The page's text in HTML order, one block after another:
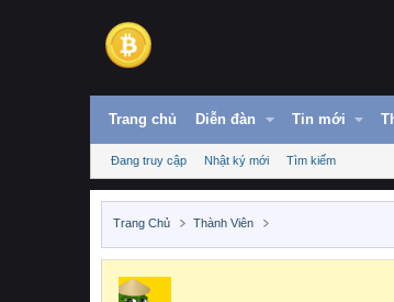
Trang chủ Diễn đàn Tin mới
Đang truy cập Nhật ký mới Tìm kiếm
Trang Chủ Thành Viên